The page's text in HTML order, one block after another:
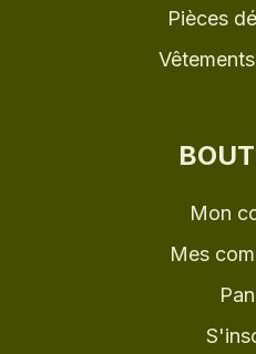
Pièces
Mon
Mes